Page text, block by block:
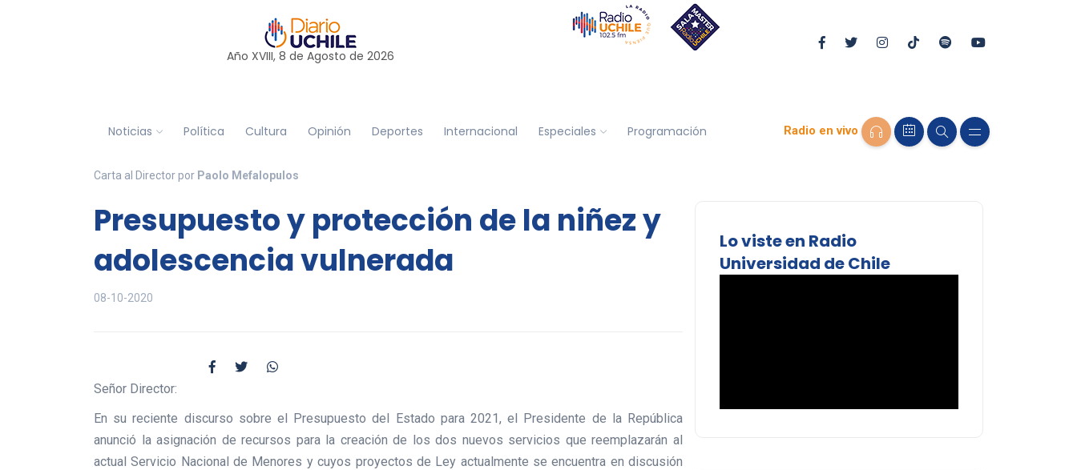
Año XVIII, 8 de Agosto de 2026
Noticias Política Cultura Opinión Deportes Internacional Especiales Programación Radio en vivo
Carta al Director por Paolo Mefalopulos
Presupuesto y protección de la niñez y
adolescencia vulnerada
08-10-2020
Señor Director:
En su reciente discurso sobre el Presupuesto del Estado para 2021, el Presidente de la República
anunció la asignación de recursos para la creación de los dos nuevos servicios que reemplazarán al
actual Servicio Nacional de Menores y cuyos proyectos de Ley actualmente se encuentra en discusión
Lo viste en Radio
Universidad de Chile